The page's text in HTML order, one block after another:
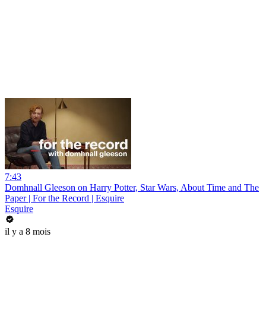
7:43
Domhnall Gleeson on Harry Potter, Star Wars, About Time and The
Paper | For the Record | Esquire
Esquire
il y a 8 mois